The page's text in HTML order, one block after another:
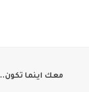
معك اينما تكون..